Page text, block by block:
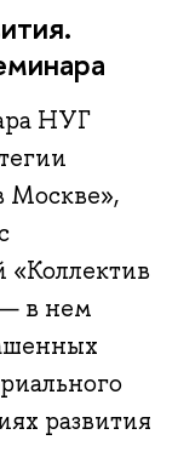
НУГ
Москве»,
«Коллектив
в нем
развития